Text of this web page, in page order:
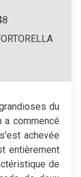
du
a commencé
achevée
entièrement
de